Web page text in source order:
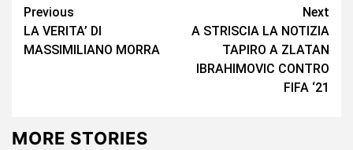
Continue
Reading
Previous
LA VERITA’ DI
MASSIMILIANO MORRA
Next
A STRISCIA LA NOTIZIA
TAPIRO A ZLATAN
IBRAHIMOVIC CONTRO
FIFA ‘21
MORE STORIES